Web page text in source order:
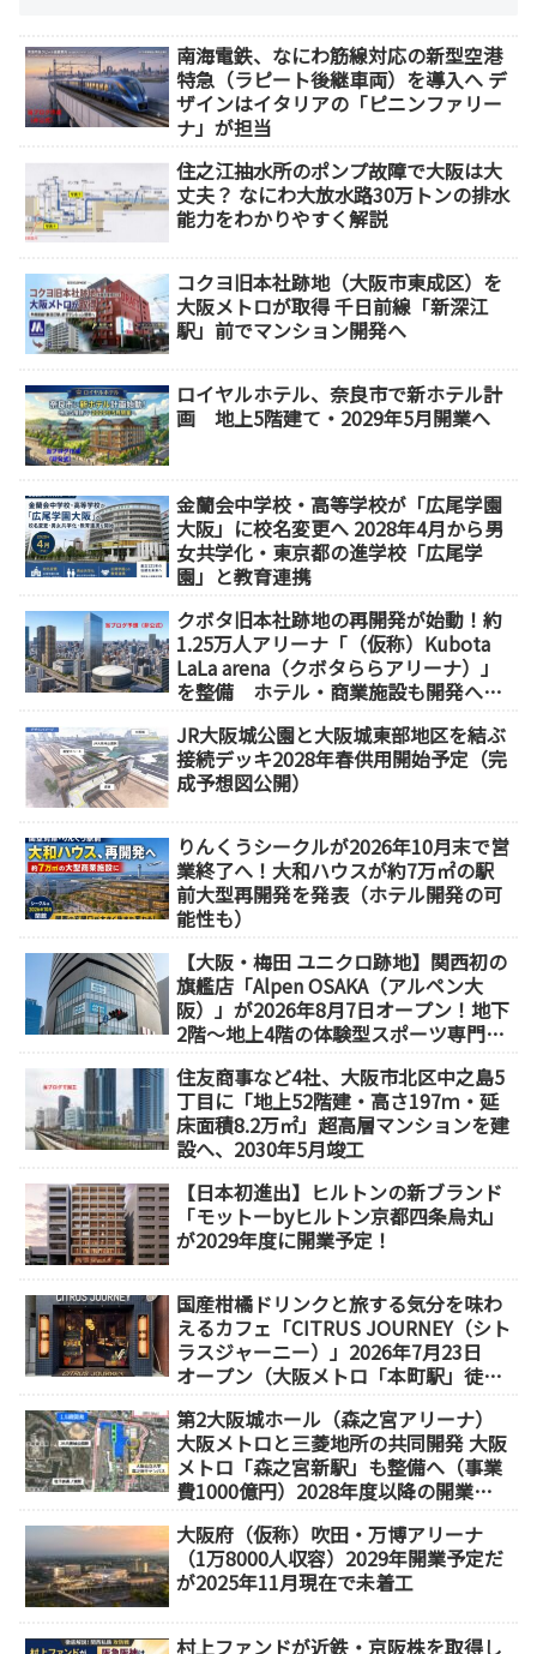
南海電鉄、なにわ筋線対応の新型空港
特急（ラピート後継車両）を導入へ デ
ザインはイタリアの「ピニンファリー
ナ」が担当
住之江抽水所のポンプ故障で大阪は大
丈夫？ なにわ大放水路30万トンの排水
能力をわかりやすく解説
コクヨ旧本社跡地（大阪市東成区）を
大阪メトロが取得 千日前線「新深江
駅」前でマンション開発へ
ロイヤルホテル、奈良市で新ホテル計
画 地上5階建て・2029年5月開業へ
金蘭会中学校・高等学校が「広尾学園
大阪」に校名変更へ 2028年4月から男
女共学化・東京都の進学校「広尾学
園」と教育連携
クボタ旧本社跡地の再開発が始動！約
1.25万人アリーナ「（仮称）Kubota
LaLa arena（クボタららアリーナ）」
を整備 ホテル・商業施設も開発へ
JR大阪城公園と大阪城東部地区を結ぶ
接続デッキ2028年春供用開始予定（完
成予想図公開）
りんくうシークルが2026年10月末で営
業終了へ！大和ハウスが約7万㎡の駅
前大型再開発を発表（ホテル開発の可
能性も）
【大阪・梅田 ユニクロ跡地】関西初の
旗艦店「Alpen OSAKA（アルペン大
阪）」が2026年8月7日オープン！地下
2階～地上4階の体験型スポーツ専門店
住友商事など4社、大阪市北区中之島5
丁目に「地上52階建・高さ197ｍ・延
床面積8.2万㎡」超高層マンションを建
設へ、2030年5月竣工
【日本初進出】ヒルトンの新ブランド
「モットーbyヒルトン京都四条烏丸」
が2029年度に開業予定！
国産柑橘ドリンクと旅する気分を味わ
えるカフェ「CITRUS JOURNEY（シト
ラスジャーニー）」2026年7月23日
オープン（大阪メトロ「本町駅」徒歩
第2大阪城ホール（森之宮アリーナ）
大阪メトロと三菱地所の共同開発 大阪
メトロ「森之宮新駅」も整備へ（事業
費1000億円）2028年度以降の開業
大阪府（仮称）吹田・万博アリーナ
（1万8000人収容）2029年開業予定だ
が2025年11月現在で未着工
村上ファンドが近鉄・京阪株を取得し